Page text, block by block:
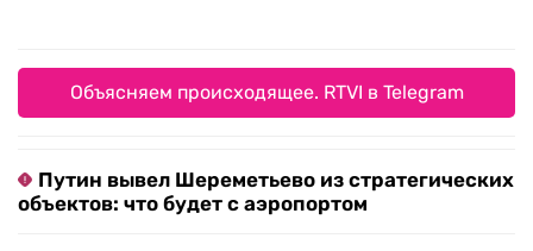
Объясняем происходящее. RTVI в Telegram
Путин вывел Шереметьево из стратегических
объектов: что будет с аэропортом